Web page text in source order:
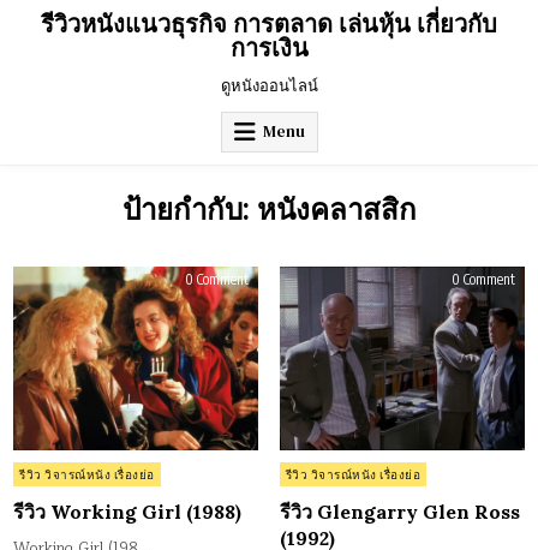
รีวิวหนังแนวธุรกิจ การตลาด เล่นหุ้น เกี่ยวกับ
การเงิน
ดูหนังออนไลน์
Menu
ป้ายกำกับ: หนังคลาสสิก
0 Commenton
รีวิว
Working
Girl
(1988)
Posted
in
รีวิว วิจารณ์หนัง เรื่องย่อ
รีวิว Working Girl (1988)
0 Commenton
Glen
Ross
Posted
in
รีวิว วิจารณ์หนัง เรื่องย่อ
รีวิว Glengarry Glen Ross
(1992)